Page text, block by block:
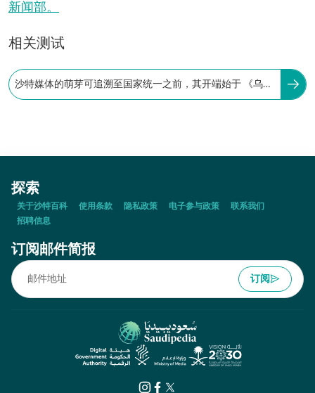
新闻部。
相关测试
沙特媒体的萌芽可追溯至国家统一之前，其开端始于 《乌姆
探索
关于沙特百科 使用条款 隐私政策 电子参与政策
联系我们
招聘信息
订阅邮件简报
订阅